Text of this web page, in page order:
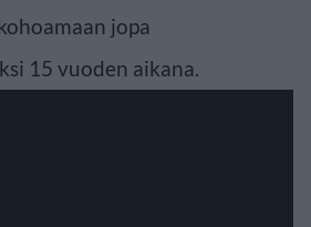
jopa
15 vuoden aikana.